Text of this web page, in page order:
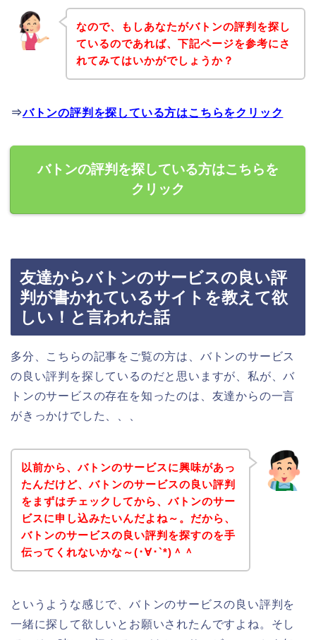
なので、もしあなたがバトンの評判を探し
ているのであれば、下記ページを参考にさ
れてみてはいかがでしょうか？
⇒バトンの評判を探している方はこちらをクリック
バトンの評判を探している方はこちらを
クリック
友達からバトンのサービスの良い評
判が書かれているサイトを教えて欲
しい！と言われた話
多分、こちらの記事をご覧の方は、バトンのサービス
の良い評判を探しているのだと思いますが、私が、バ
トンのサービスの存在を知ったのは、友達からの一言
がきっかけでした、、、
以前から、バトンのサービスに興味があっ
たんだけど、バトンのサービスの良い評判
をまずはチェックしてから、バトンのサー
ビスに申し込みたいんだよね～。だから、
バトンのサービスの良い評判を探すのを手
伝ってくれないかな～(･∀･`*)＾＾
というような感じで、バトンのサービスの良い評判を
一緒に探して欲しいとお願いされたんですよね。そし